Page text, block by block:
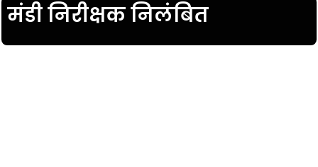
मंडी निरीक्षक निलंबित